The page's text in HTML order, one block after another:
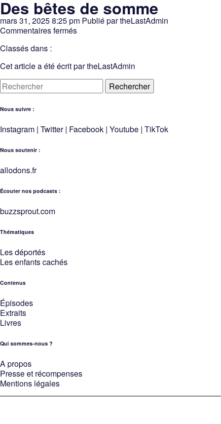
Des bêtes de somme
mars 31, 2025 8:25 pm Publié partheLastAdmin
Commentaires ferméssur
somme
Classés dans :
Cet article a été écrit par theLastAdmin
Rechercher
Nous suivre :
Instagram | Twitter| Facebook | Youtube | TikTok
Nous soutenir :
allodons.fr
Écouter nos podcasts :
buzzsprout.com
Thématiques
Les déportés
Les enfants cachés
Contenus
Épisodes
Extraits
Livres
Qui sommes-nous ?
A propos
Presse et récompenses
Mentions légales